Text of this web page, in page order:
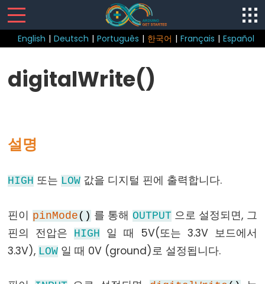
English | Deutsch | Português | 한국어 | Français | Español
loop()
Structure
break
continue
do...
else
digitalWrite()
설명
HIGH 또는 LOW 값을 디지털 핀에 출력합니다.
핀이 pinMode () 를 통해 OUTPUT으로 설정되면, 그
핀의 전압은
HIGH
일 때 5V(또는 3.3V 보드에서
3.3V), LOW 일 때 0V (ground)로 설정됩니다.